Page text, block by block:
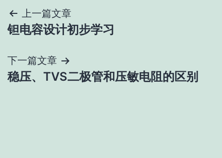
文
章
导
航
上一篇文章
钽电容设计初步学习
下一篇文章
稳压、TVS二极管和压敏电阻的区别